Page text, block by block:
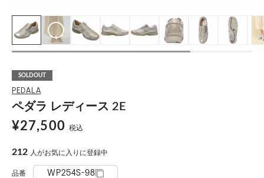
SOLDOUT
PEDALA
ペダラ レディース 2E
¥27,500 税込
212 人がお気に入りに登録中
品番 WP254S-98